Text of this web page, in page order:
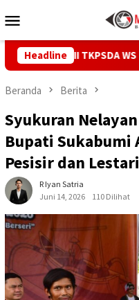
ke
Mobile
Headline
II TKPSDA WS
Beranda Berita
Syukuran
Bupati Sukabumi
Pesisir dan
R Iyan Satria
Juni 14, 2026
110 Dilihat